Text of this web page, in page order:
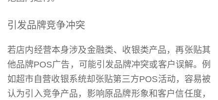
引发品牌竞争冲突
若店内经营本身涉及金融类、收银类产品，再张贴其
他品牌POS广告，可能引发品牌冲突或客户误解。例
如超市自营收银系统却张贴第三方POS活动，容易被
认为引入竞争产品，影响原品牌形象和客户信任度，